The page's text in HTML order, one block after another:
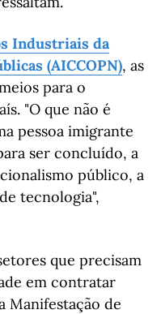
Industriais da
(AICCOPN), as
para o
"O que não é
pessoa imigrante
ser concluído, a
público, a
tecnologia",
que precisam
em contratar
Manifestação de